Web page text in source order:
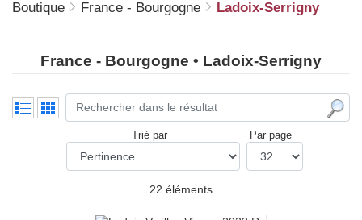
Boutique France - Bourgogne Ladoix-Serrigny
France - Bourgogne • Ladoix-Serrigny
Trié par Par page
22 éléments